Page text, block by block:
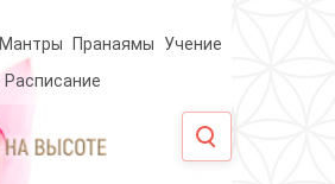
Мантры Пранаямы
Учение
Расписание